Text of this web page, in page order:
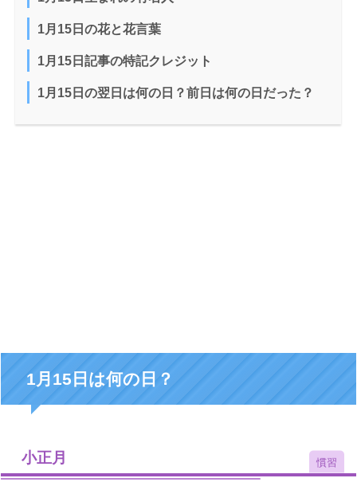
1月15日の花と花言葉
1月15日記事の特記クレジット
1月15日の翌日は何の日？前日は何の日だった？
1月15日は何の日？
小正月 慣習